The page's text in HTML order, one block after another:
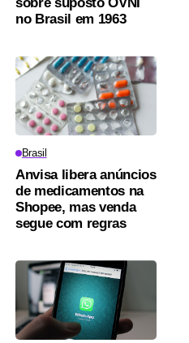
sobre suposto OVNI
no Brasil em 1963
Brasil
Anvisa libera anúncios
de medicamentos na
Shopee, mas venda
segue com regras